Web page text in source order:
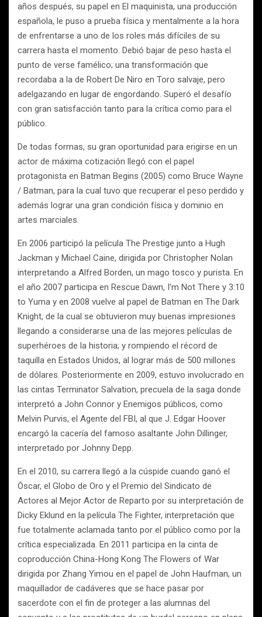
años después, su papel en El maquinista, una producción
española, le puso a prueba física y mentalmente a la hora
de enfrentarse a uno de los roles más difíciles de su
carrera hasta el momento. Debió bajar de peso hasta el
punto de verse famélico; una transformación que
recordaba a la de Robert De Niro en Toro salvaje, pero
adelgazando en lugar de engordando. Superó el desafío
con gran satisfacción tanto para la crítica como para el
público.
De todas formas, su gran oportunidad para erigirse en un
actor de máxima cotización llegó con el papel
protagonista en Batman Begins (2005) como Bruce Wayne
/ Batman, para la cual tuvo que recuperar el peso perdido y
además lograr una gran condición física y dominio en
artes marciales.
En 2006 participó la película The Prestige junto a Hugh
Jackman y Michael Caine, dirigida por Christopher Nolan
interpretando a Alfred Borden, un mago tosco y purista. En
el año 2007 participa en Rescue Dawn, I’m Not There y 3:10
to Yuma y en 2008 vuelve al papel de Batman en The Dark
Knight, de la cual se obtuvieron muy buenas impresiones
llegando a considerarse una de las mejores películas de
superhéroes de la historia; y rompiendo el récord de
taquilla en Estados Unidos, al lograr más de 500 millones
de dólares. Posteriormente en 2009, estuvo involucrado en
las cintas Terminator Salvation, precuela de la saga donde
interpretó a John Connor y Enemigos públicos, como
Melvin Purvis, el Agente del FBI, al que J. Edgar Hoover
encargó la cacería del famoso asaltante John Dillinger,
interpretado por Johnny Depp.
En el 2010, su carrera llegó a la cúspide cuando ganó el
Óscar, el Globo de Oro y el Premio del Sindicato de
Actores al Mejor Actor de Reparto por su interpretación de
Dicky Eklund en la película The Fighter, interpretación que
fue totalmente aclamada tanto por el público como por la
crítica especializada. En 2011 participa en la cinta de
coproducción China-Hong Kong The Flowers of War
dirigida por Zhang Yimou en el papel de John Haufman, un
maquillador de cadáveres que se hace pasar por
sacerdote con el fin de proteger a las alumnas del